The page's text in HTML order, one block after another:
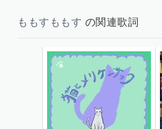
ももすももす の関連歌詞